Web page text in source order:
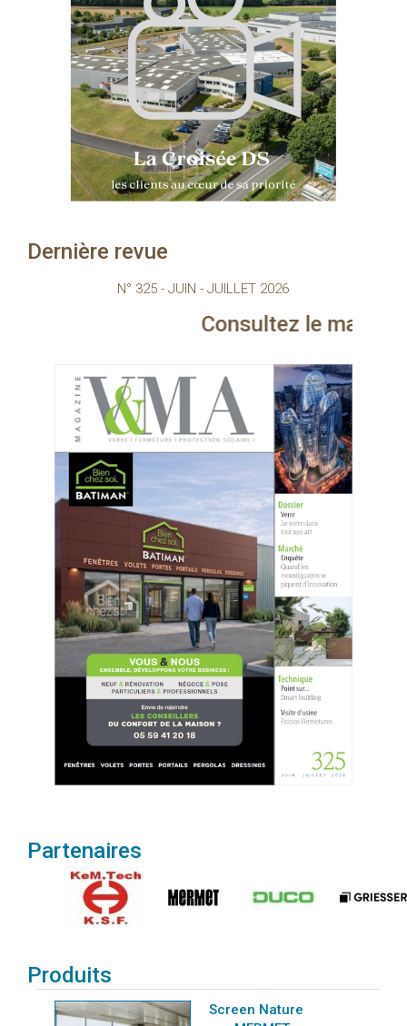
Dernière revue
N° 325 - JUIN - JUILLET 2026
Consultez le magazine
Partenaires
Produits
Screen Nature